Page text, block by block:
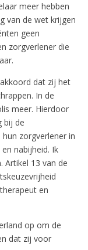
meer hebben
van de wet krijgen
geen
zorgverlener die
dat zij het
In de
meer. Hierdoor
bij de
zorgverlener in
nabijheid. Ik
Artikel 13 van de
en
op om de
dat zij voor